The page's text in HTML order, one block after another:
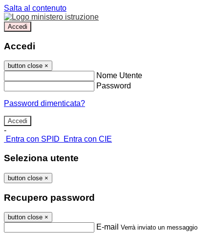
Salta al contenuto
Accedi
Accedi
button close ×
Nome Utente
Password
Password dimenticata?
-
Entra con SPID
Entra con CIE
Seleziona utente
button close ×
Recupero password
button close ×
E-mail Verrà inviato un messaggio